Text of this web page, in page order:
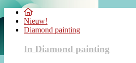
Nieuw!
Diamond painting
In Diamond painting